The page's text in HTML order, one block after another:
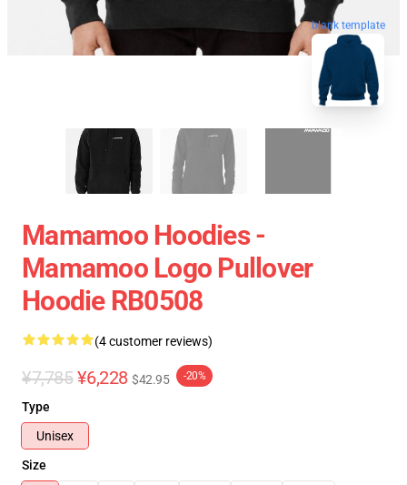
blank template
Mamamoo Hoodies -
Mamamoo Logo Pullover
Hoodie RB0508
(4 customer reviews)
¥7,785 ¥6,228 $42.95 -20%
Type
Unisex
Size